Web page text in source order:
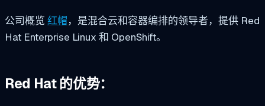
公司概览 红帽，是混合云和容器编排的领导者，提供 Red
Hat Enterprise Linux 和 OpenShift。
Red Hat 的优势：